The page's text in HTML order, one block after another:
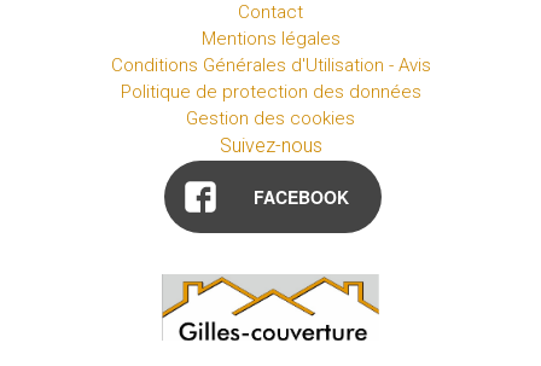
Contact
Mentions légales
Conditions Générales d'Utilisation - Avis
Politique de protection des données
Gestion des cookies
Suivez-nous
FACEBOOK